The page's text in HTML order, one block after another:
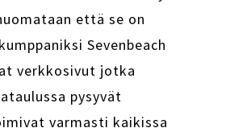
että se on
Sevenbeach
verkkosivut jotka
pysyvät
varmasti kaikissa